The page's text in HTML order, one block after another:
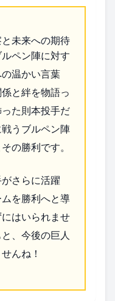
未来への期待
ペン陣に対す
温かい言葉
と絆を物語っ
た則本投手だ
うブルペン陣
の勝利です。
さらに活躍
を勝利へと導
はいられませ
、今後の巨人
んね！